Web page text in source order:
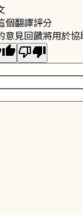
個翻譯評分
意見回饋將用於